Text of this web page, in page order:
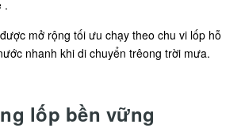
.
mở rộng tối ưu chạy theo chu vi lốp hỗ
nhanh khi di chuyển trêong trời mưa.
lốp bền vững